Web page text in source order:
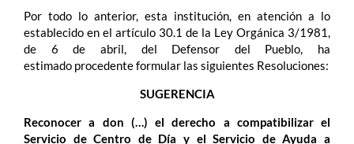
Por todo lo anterior, esta institución, en atención a lo
establecido en el artículo 30.1 de la Ley Orgánica 3/1981,
de 6 de abril, del Defensor del Pueblo, ha
estimado procedente formular las siguientes Resoluciones:
SUGERENCIA
Reconocer a don (…) el derecho a compatibilizar el
Servicio de Centro de Día y el Servicio de Ayuda a